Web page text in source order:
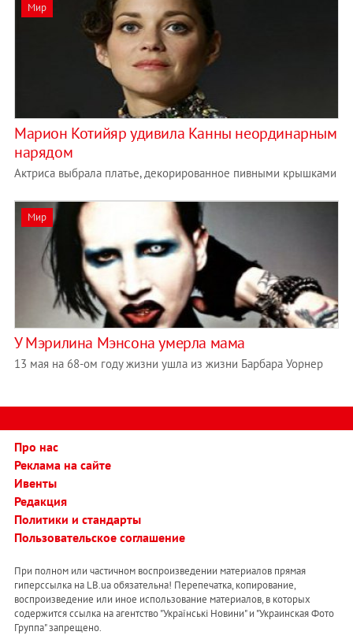
Мир
Марион Котийяр удивила Канны неординарным
нарядом
Актриса выбрала платье, декорированное пивными крышками
Мир
У Мэрилина Мэнсона умерла мама
13 мая на 68-ом году жизни ушла из жизни Барбара Уорнер
Про нас
Реклама на сайте
Ивенты
Редакция
Политики и стандарты
Пользовательское соглашение
При полном или частичном воспроизведении материалов прямая
гиперссылка на LB.ua обязательна! Перепечатка, копирование,
воспроизведение или иное использование материалов, в которых
содержится ссылка на агентство "Українськi Новини" и "Украинская Фото
Группа" запрещено.